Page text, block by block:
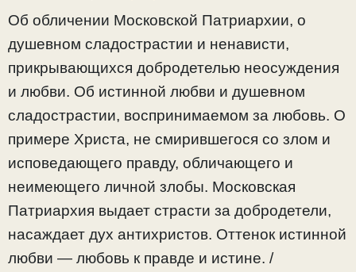
Об обличении Московской Патриархии, о
душевном сладострастии и ненависти,
прикрывающихся добродетелью неосуждения
и любви. Об истинной любви и душевном
сладострастии, воспринимаемом за любовь. О
примере Христа, не смирившегося со злом и
исповедающего правду, обличающего и
неимеющего личной злобы. Московская
Патриархия выдает страсти за добродетели,
насаждает дух антихристов. Оттенок истинной
любви — любовь к правде и истине. /